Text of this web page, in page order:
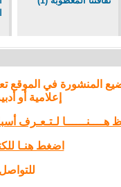
المنشورة في
إعلامية أو
هــــنــــــا لـتـعـرف
اضغط هنـا